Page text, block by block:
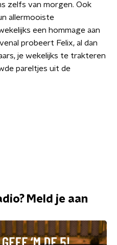
zelfs van morgen. Ook
allermooiste
een hommage aan
probeert Felix, al dan
je wekelijks te trakteren
pareltjes uit de
Meld je aan